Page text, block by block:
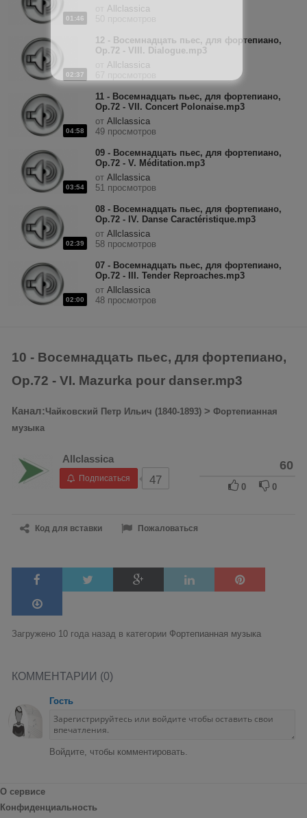
01:46
Allclassica
02:37
12 - Восемнадцать пьес, для фортепиано,
Op.72 - VIII. Dialogue.mp3
Allclassica
04:58
11 - Восемнадцать пьес, для фортепиано,
Op.72 - VII. Concert Polonaise.mp3
от Allclassica
49 просмотров
03:54
09 - Восемнадцать пьес, для фортепиано,
Op.72 - V. Méditation.mp3
от Allclassica
51 просмотров
02:39
08 - Восемнадцать пьес, для фортепиано,
Op.72 - IV. Danse Caractéristique.mp3
от Allclassica
58 просмотров
02:00
07 - Восемнадцать пьес, для фортепиано,
Op.72 - III. Tender Reproaches.mp3
от Allclassica
48 просмотров
10 - Восемнадцать пьес, для фортепиано,
Op.72 - VI. Mazurka pour danser.mp3
Канал:Чайковский Петр Ильич (1840-1893) > Фортепианная
музыка
Allclassica
Подписаться 47
60
0 0
Код для вставки Пожаловаться
Загружено 10 года назад в категории Фортепианная музыка
КОММЕНТАРИИ (0)
Гость
Войдите, чтобы комментировать.
О сервисе
Конфиденциальность